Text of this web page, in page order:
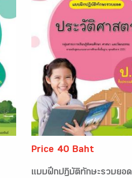
Price 40 Baht
แบบฝึกปฏิบัติทักษะรวบยอด